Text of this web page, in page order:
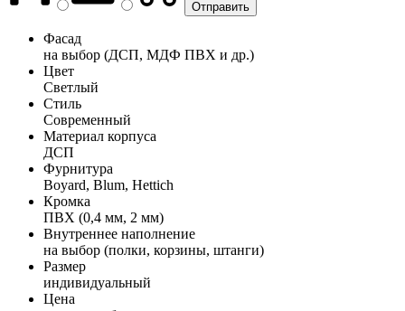
Фасад
на выбор (ДСП, МДФ ПВХ и др.)
Цвет
Светлый
Стиль
Современный
Материал корпуса
ДСП
Фурнитура
Boyard, Blum, Hettich
Кромка
ПВХ (0,4 мм, 2 мм)
Внутреннее наполнение
на выбор (полки, корзины, штанги)
Размер
индивидуальный
Цена